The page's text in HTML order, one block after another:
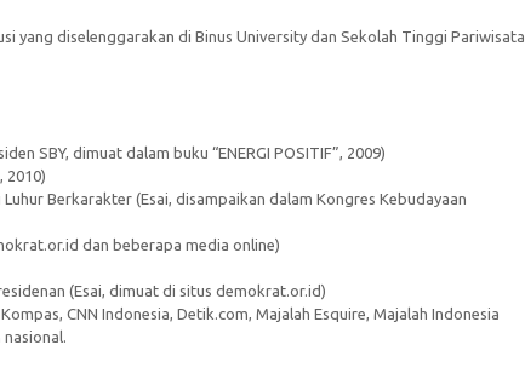
yang diselenggarakan di Binus University dan Sekolah Tinggi Pariwisata
SBY, dimuat dalam buku “ENERGI POSITIF”, 2009)
2010)
Berkarakter (Esai, disampaikan dalam Kongres Kebudayaan
dan beberapa media online)
(Esai, dimuat di situs demokrat.or.id)
CNN Indonesia, Detik.com, Majalah Esquire, Majalah Indonesia